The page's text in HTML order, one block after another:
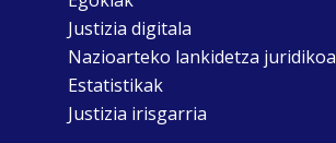
Justizia digitala
Nazioarteko lankidetza juridikoa
Estatistikak
Justizia irisgarria